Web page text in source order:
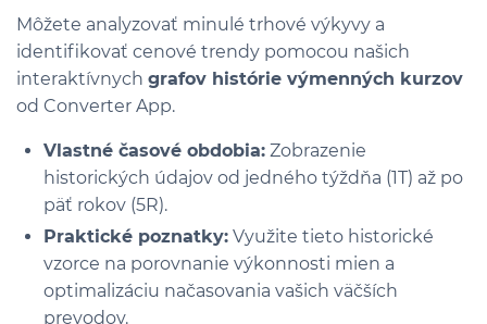
Môžete analyzovať minulé trhové výkyvy a
identifikovať cenové trendy pomocou našich
interaktívnych grafov histórie výmenných kurzov
od Converter App.
Vlastné časové obdobia: Zobrazenie
historických údajov od jedného týždňa (1T) až po
päť rokov (5R).
Praktické poznatky: Využite tieto historické
vzorce na porovnanie výkonnosti mien a
optimalizáciu načasovania vašich väčších
prevodov.